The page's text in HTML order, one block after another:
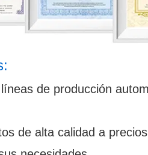
de producción
de alta calidad a